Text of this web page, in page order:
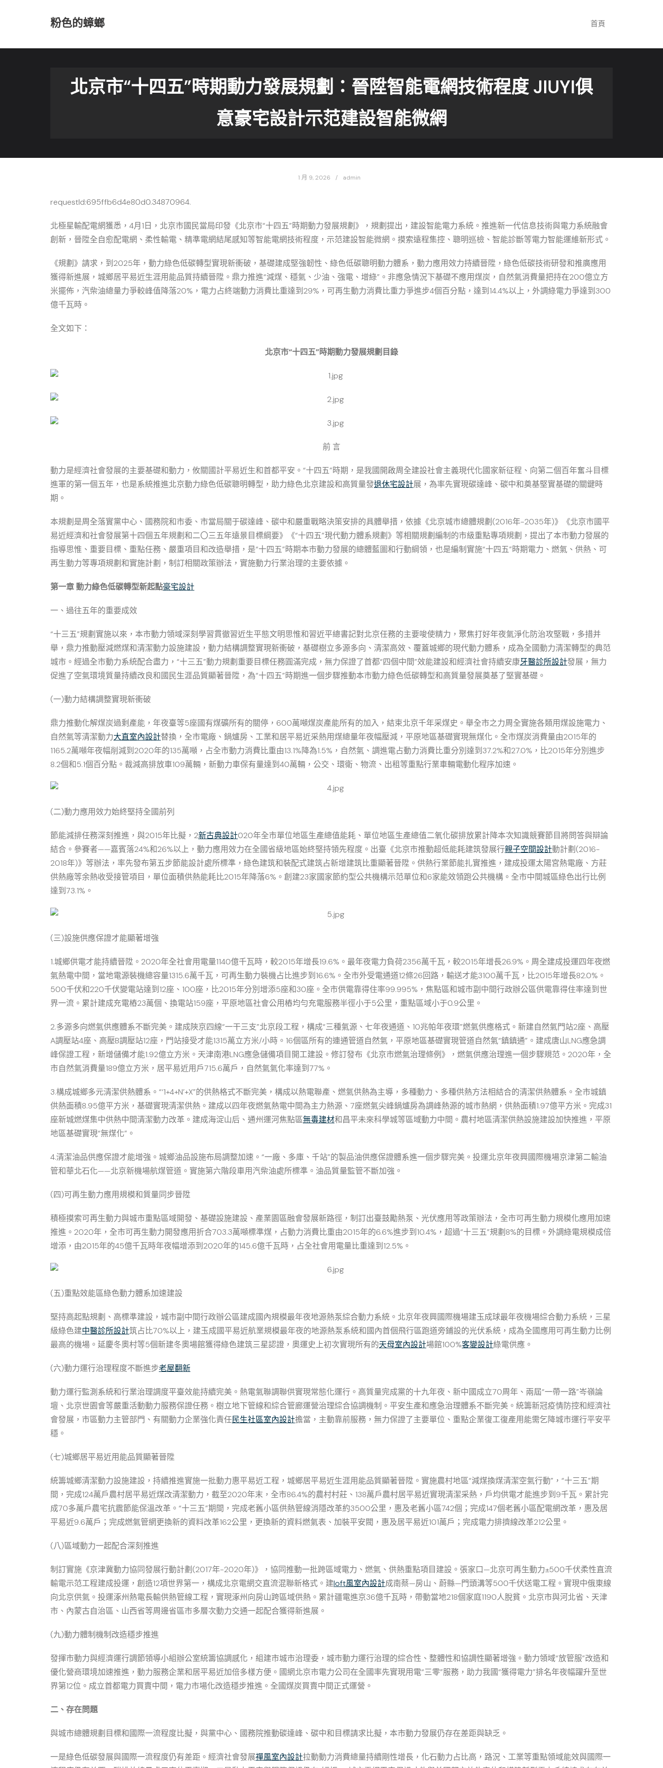
粉色的蟑螂 首頁
北京市“十四五”時期動力發展規劃：晉陞智能電網技術程度 JIUYI俱
意豪宅設計示范建設智能微網
1 月 9, 2026 admin
requestId:695ffb6d4e80d0.34870964.
北極星輸配電網獲悉，4月1日，北京市國民當局印發《北京市“十四五”時期動力發展規劃》，規劃提出，建設智能電力系統。推進新一代信息技術與電力系統融會
創新，晉陞全自愈配電網、柔性輸電、精準電網結尾感知等智能電網技術程度，示范建設智能微網。摸索遠程集控、聰明巡檢、智能診斷等電力智能運維新形式。
《規劃》請求，到2025年，動力綠色低碳轉型實現新衝破，基礎建成堅強韌性、綠色低碳聰明動力體系，動力應用效力持續晉陞，綠色低碳技術研發和推廣應用
獲得新進展，城鄉居平易近生涯用能品質持續晉陞。鼎力推進“減煤、穩氣、少油、強電、增綠”。非應急情況下基礎不應用煤炭，自然氣消費量把持在200億立方
米擺佈，汽柴油總量力爭較峰值降落20%，電力占終端動力消費比重達到29%，可再生動力消費比重力爭進步4個百分點，達到14.4%以上，外調綠電力爭達到300
億千瓦時。
全文如下：
北京市“十四五”時期動力發展規劃目錄
前 言
動力是經濟社會發展的主要基礎和動力，攸關國計平易近生和首都平安。“十四五”時期，是我國開啟周全建設社會主義現代化國家新征程、向第二個百年奮斗目標
進軍的第一個五年，也是系統推進北京動力綠色低碳聰明轉型，助力綠色北京建設和高質量發退休宅設計展，為率先實現碳達峰、碳中和奠基堅實基礎的關鍵時
期。
本規劃是周全落實黨中心、國務院和市委、市當局關于碳達峰、碳中和嚴重戰略決策安排的具體舉措，依據《北京城市總體規劃(2016年-2035年)》《北京市國平
易近經濟和社會發展第十四個五年規劃和二〇三五年遠景目標綱要》《“十四五”現代動力體系規劃》等相關規劃編制的市級重點專項規劃，提出了本市動力發展的
指導思惟、重要目標、重點任務、嚴重項目和改造舉措，是“十四五”時期本市動力發展的總體藍圖和行動綱領，也是編制實施“十四五”時期電力、燃氣、供熱、可
再生動力等專項規劃和實施計劃，制訂相關政策辦法，實施動力行業治理的主要依據。
第一章 動力綠色低碳轉型新起點豪宅設計
一、過往五年的重要成效
“十三五”規劃實施以來，本市動力領域深刻學習貫徹習近生平態文明思惟和習近平總書記對北京任務的主要唆使精力，聚焦打好年夜氣淨化防治攻堅戰，多措并
舉，鼎力推動壓減燃煤和清潔動力設施建設，動力結構調整實現新衝破，基礎樹立多源多向、清潔高效、覆蓋城鄉的現代動力體系，成為全國動力清潔轉型的典范
城市。經過全市動力系統配合盡力，“十三五”動力規劃重要目標任務圓滿完成，無力保證了首都“四個中間”效能建設和經濟社會持續安康牙醫診所設計發展，無力
促進了空氣環境質量持續改良和國民生涯品質顯著晉陞，為“十四五”時期進一個步驟推動本市動力綠色低碳轉型和高質量發展奠基了堅實基礎。
(一)動力結構調整實現新衝破
鼎力推動化解煤炭過剩產能，年夜臺等5座國有煤礦所有的關停，600萬噸煤炭產能所有的加入，結束北京千年采煤史。舉全市之力周全實施各類用煤設施電力、
自然氣等清潔動力大直室內設計替換，全市電廠、鍋爐房、工業和居平易近采熱用煤總量年夜幅壓減，平原地區基礎實現無煤化。全市煤炭消費量由2015年的
1165.2萬噸年夜幅削減到2020年的135萬噸，占全市動力消費比重由13.1%降為1.5%，自然氣、調進電占動力消費比重分別達到37.2%和27.0%，比2015年分別進步
8.2個和5.1個百分點。裁減高排放車109萬輛，新動力車保有量達到40萬輛，公交、環衛、物流、出租等重點行業車輛電動化程序加速。
(二)動力應用效力始終堅持全國前列
節能減排任務深刻推進，與2015年比擬，2新古典設計020年全市單位地區生產總值能耗、單位地區生產總值二氧化碳排放累計降本次知識競賽節目將問答與辯論
結合。參賽者——嘉賓落24%和26%以上，動力應用效力在全國省級地區始終堅持領先程度。出臺《北京市推動超低能耗建筑發展行親子空間設計動計劃(2016-
2018年)》等辦法，率先發布第五步節能設計處所標準，綠色建筑和裝配式建筑占新增建筑比重顯著晉陞。供熱行業節能扎實推進，建成投運太陽宮熱電廠、方莊
供熱廠等余熱收受接管項目，單位面積供熱能耗比2015年降落6%。創建23家國家節約型公共機構示范單位和6家能效領跑公共機構。全市中間城區綠色出行比例
達到73.1%。
(三)設施供應保證才能顯著增強
1.城鄉供電才能持續晉陞。2020年全社會用電量1140億千瓦時，較2015年增長19.6%。最年夜電力負荷2356萬千瓦，較2015年增長26.9%。周全建成投運四年夜燃
氣熱電中間，當地電源裝機總容量1315.6萬千瓦，可再生動力裝機占比進步到16.6%。全市外受電通道12條26回路，輸送才能3100萬千瓦，比2015年增長82.0%。
500千伏和220千伏變電站達到12座、100座，比2015年分別增添5座和30座。全市供電靠得住率99.995%，焦點區和城市副中間行政辦公區供電靠得住率達到世
界一流。累計建成充電樁23萬個、換電站159座，平原地區社會公用樁均勻充電服務半徑小于5公里，重點區域小于0.9公里。
2.多源多向燃氣供應體系不斷完美。建成陜京四線“一干三支”北京段工程，構成“三種氣源、七年夜通道、10兆帕年夜環”燃氣供應格式。新建自然氣門站2座、高壓
A調壓站4座、高壓B調壓站12座，門站接受才能1315萬立方米/小時。16個區所有的連通管道自然氣，平原地區基礎實現管道自然氣“鎮鎮通”。建成唐山LNG應急調
峰保證工程，新增儲備才能1.92億立方米。天津南港LNG應急儲備項目開工建設。修訂發布《北京市燃氣治理條例》，燃氣供應治理進一個步驟規范。2020年，全
市自然氣消費量189億立方米，居平易近用戶715.6萬戶，自然氣氣化率達到77%。
3.構成城鄉多元清潔供熱體系。“‘1+4+N’+X”的供熱格式不斷完美，構成以熱電聯產、燃氣供熱為主導，多種動力、多種供熱方法相結合的清潔供熱體系。全市城鎮
供熱面積8.95億平方米，基礎實現清潔供熱。建成以四年夜燃氣熱電中間為主力熱源、7座燃氣尖峰鍋爐房為調峰熱源的城市熱網，供熱面積1.97億平方米。完成31
座新城燃煤集中供熱中間清潔動力改革。建成海淀山后、通州運河焦點區無毒建材和昌平未來科學城等區域動力中間。農村地區清潔供熱設施建設加快推進，平原
地區基礎實現“無煤化”。
4.清潔油品供應保證才能增強。城鄉油品設施布局調整加速。“一廠、多庫、千站”的製品油供應保證體系進一個步驟完美。投運北京年夜興國際機場京津第二輸油
管和華北石化——北京新機場航煤管道。實施第六階段車用汽柴油處所標準。油品質量監管不斷加強。
(四)可再生動力應用規模和質量同步晉陞
積極摸索可再生動力與城市重點區域開發、基礎設施建設、產業園區融會發展新路徑，制訂出臺鼓勵熱泵、光伏應用等政策辦法，全市可再生動力規模化應用加速
推進。2020年，全市可再生動力開發應用折合703.3萬噸標準煤，占動力消費比重由2015年的6.6%進步到10.4%，超過“十三五”規劃8%的目標。外調綠電規模成倍
增添，由2015年的45億千瓦時年夜幅增添到2020年的145.6億千瓦時，占全社會用電量比重達到12.5%。
(五)重點效能區綠色動力體系加速建設
堅持高起點規劃、高標準建設，城市副中間行政辦公區建成國內規模最年夜地源熱泵綜合動力系統。北京年夜興國際機場建玉成球最年夜機場綜合動力系統，三星
級綠色建中醫診所設計筑占比70%以上，建玉成國平易近航業規模最年夜的地源熱泵系統和國內首個飛行區跑道旁鋪設的光伏系統，成為全國應用可再生動力比例
最高的機場。延慶冬奧村等5個新建冬奧場館獲得綠色建筑三星認證，奧運史上初次實現所有的天母室內設計場館100%客變設計綠電供應。
(六)動力運行治理程度不斷進步老屋翻新
動力運行監測系統和行業治理調度平臺效能持續完美。熱電氣聯調聯供實現常態化運行。高質量完成黨的十九年夜、新中國成立70周年、兩屆“一帶一路”岑嶺論
壇、北京世園會等嚴重活動動力服務保證任務。樹立地下管線和綜合管廊運營治理綜合協調機制。平安生產和應急治理體系不斷完美。統籌新冠疫情防控和經濟社
會發展，市區動力主管部門、有關動力企業強化責任民生社區室內設計擔當，主動靠前服務，無力保證了主要單位、重點企業復工復產用能需乞降城市運行平安平
穩。
(七)城鄉居平易近用能品質顯著晉陞
統籌城鄉清潔動力設施建設，持續推進實施一批動力惠平易近工程，城鄉居平易近生涯用能品質顯著晉陞。實施農村地區“減煤換煤清潔空氣行動”，“十三五”期
間，完成124萬戶農村居平易近煤改清潔動力，截至2020年末，全市86.4%的農村村莊、138萬戶農村居平易近實現清潔采熱，戶均供電才能進步到9千瓦。累計完
成70多萬戶農宅抗震節能保溫改革。“十三五”期間，完成老舊小區供熱管線消隱改革約3500公里，惠及老舊小區742個；完成147個老舊小區配電網改革，惠及居
平易近9.6萬戶；完成燃氣管網更換新的資料改革162公里，更換新的資料燃氣表、加裝平安閥，惠及居平易近101萬戶；完成電力排擠線改革212公里。
(八)區域動力一起配合深刻推進
制訂實施《京津冀動力協同發展行動計劃(2017年-2020年)》，協同推動一批跨區域電力、燃氣、供熱重點項目建設。張家口—北京可再生動力±500千伏柔性直流
輸電示范工程建成投運，創造12項世界第一，構成北京電網交直流混聯新格式。建loft風室內設計成南蔡—房山、蔚縣—門頭溝等500千伏送電工程。實現中俄東線
向北京供氣。投運涿州熱電長輸供熱管線工程，實現涿州向房山跨區域供熱。累計疆電進京36億千瓦時，帶動當地218個家庭1190人脫貧。北京市與河北省、天津
市、內蒙古自治區、山西省等周邊省區市多層次動力交通一起配合獲得新進展。
(九)動力體制機制改造穩步推進
發揮市動力與經濟運行調節領導小組辦公室統籌協調感化，組建市城市治理委，城市動力運行治理的綜合性、整體性和協調性顯著增強。動力領域“放管服”改造和
優化營商環境加速推進，動力服務企業和居平易近加倍多樣方便。國網北京市電力公司在全國率先實現用電“三零”服務，助力我國“獲得電力”排名年夜幅躍升至世
界第12位。成立首都電力買賣中間，電力市場化改造穩步推進。全國煤炭買賣中間正式運營。
二、存在問題
與城市總體規劃目標和國際一流程度比擬，與黨中心、國務院推動碳達峰、碳中和目標請求比擬，本市動力發展仍存在差距與缺乏。
一是綠色低碳發展與國際一流程度仍有差距。經濟社會發展禪風室內設計拉動動力消費總量持續剛性增長，化石動力占比高，路況、工業等重點領域能效與國際一